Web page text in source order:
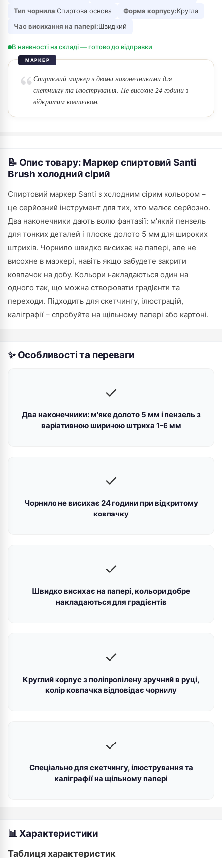
Тип чорнила:Спиртова основа Форма корпусу:Кругла
Час висихання на папері:Швидкий
В наявності на складі — готово до відправки
МАРКЕР
Спиртовий маркер з двома наконечниками для
скетчингу та ілюстрування. Не висохне 24 години з
відкритим ковпачком.
📝 Опис товару: Маркер спиртовий Santi
Brush холодний сірий
Спиртовий маркер Santi з холодним сірим кольором –
це серйозний інструмент для тих, хто малює серйозно.
Два наконечники дають волю фантазії: м'який пензель
для тонких деталей і плоске долото 5 мм для широких
штрихів. Чорнило швидко висихає на папері, але не
висохне в маркері, навіть якщо забудете закрити
ковпачок на добу. Кольори накладаються один на
одного так, що можна створювати градієнти та
переходи. Підходить для скетчингу, ілюстрацій,
каліграфії – спробуйте на щільному папері або картоні.
✨ Особливості та переваги
✓
Два наконечники: м'яке долото 5 мм і пензель з
варіативною шириною штриха 1-6 мм
✓
Чорнило не висихає 24 години при відкритому
ковпачку
✓
Швидко висихає на папері, кольори добре
накладаються для градієнтів
✓
Круглий корпус з поліпропілену зручний в руці,
колір ковпачка відповідає чорнилу
✓
Спеціально для скетчингу, ілюстрування та
каліграфії на щільному папері
📊 Характеристики
Таблиця характеристик